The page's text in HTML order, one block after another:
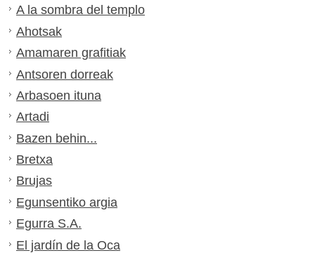
A la sombra del templo
Ahotsak
Amamaren grafitiak
Antsoren dorreak
Arbasoen ituna
Artadi
Bazen behin...
Bretxa
Brujas
Egunsentiko argia
Egurra S.A.
El jardín de la Oca